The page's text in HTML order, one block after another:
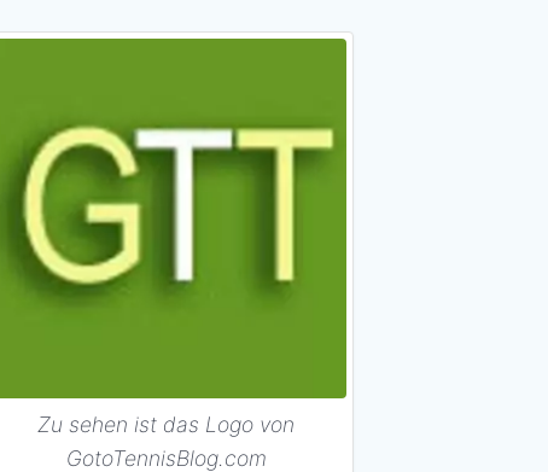
Zu sehen ist das Logo von
GotoTennisBlog.com